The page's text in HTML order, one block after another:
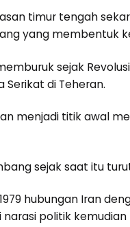
timur tengah
yang membentuk
sejak
Serikat di Teheran.
menjadi titik awal
sejak saat itu
hubungan Iran
politik